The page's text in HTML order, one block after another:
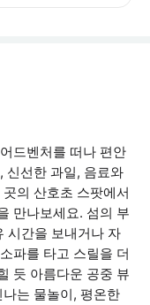
드벤처를 떠나 편안
신선한 과일, 음료와
의 산호초 스팟에서
만나보세요. 섬의 부
시간을 보내거나 자
파를 타고 스릴을 더
듯 아름다운 공중 뷰
는 물놀이, 평온한